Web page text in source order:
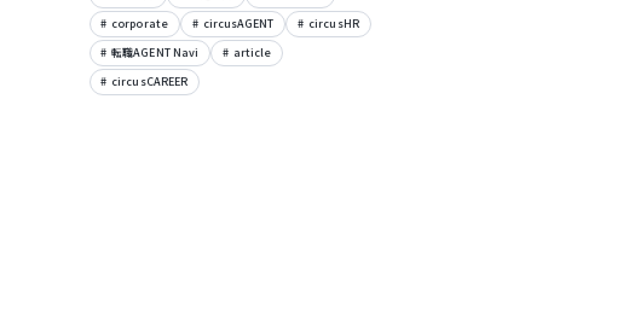
corporate
circusAGENT
circusHR
転職AGENT Navi
article
circusCAREER